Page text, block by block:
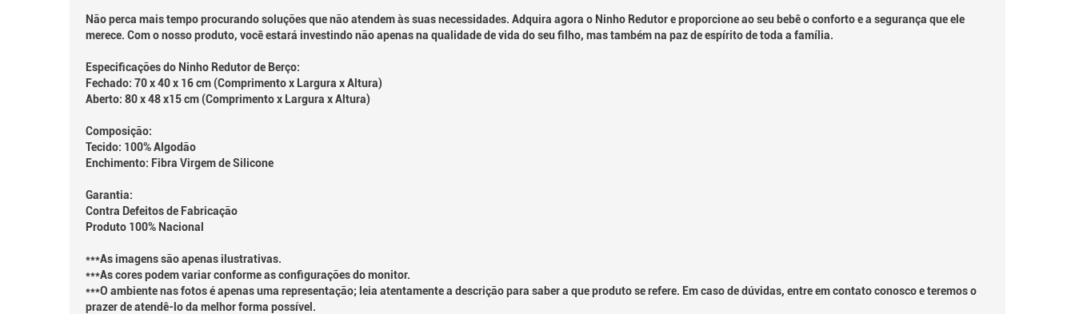
Não perca mais tempo procurando soluções que não atendem às suas necessidades. Adquira agora o Ninho Redutor e proporcione ao seu bebê o conforto e a segurança que ele
merece. Com o nosso produto, você estará investindo não apenas na qualidade de vida do seu filho, mas também na paz de espírito de toda a família.
Especificações do Ninho Redutor de Berço:
Fechado: 70 x 40 x 16 cm (Comprimento x Largura x Altura)
Aberto: 80 x 48 x15 cm (Comprimento x Largura x Altura)
Composição:
Tecido: 100% Algodão
Enchimento: Fibra Virgem de Silicone
Garantia:
Contra Defeitos de Fabricação
Produto 100% Nacional
***As imagens são apenas ilustrativas.
***As cores podem variar conforme as configurações do monitor.
***O ambiente nas fotos é apenas uma representação; leia atentamente a descrição para saber a que produto se refere. Em caso de dúvidas, entre em contato conosco e teremos o
prazer de atendê-lo da melhor forma possível.